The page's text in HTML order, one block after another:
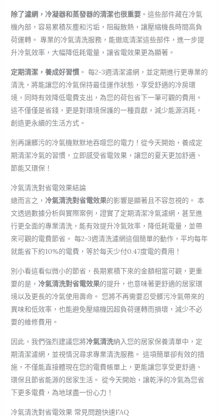
除了濾網，冷凝器和蒸發器的清潔也很重要。這些部件藏在冷氣
機內部，容易累積灰塵和污垢，阻礙散熱，讓壓縮機長時間高負
荷運轉。 專業的冷氣清洗服務，能徹底清潔這些部件，進一步提
升冷氣效率，大幅降低耗電量，讓省電效果更為顯著。
定期清潔，養成好習慣。 每2-3週清潔濾網，並定期進行更專業的
清洗，將能讓您的冷氣保持最佳運作狀態，享受舒適的冷房環
境，同時有效降低電費支出，為您的荷包省下一筆可觀的費用。
這不僅僅是省錢，更是對環境保護的一種貢獻，減少能源消耗，
創造更永續的生活方式。
別再讓髒污的冷氣機默默地吞噬您的電力！從今天開始，養成定
期清潔冷氣的習慣，立即感受省電效果，讓您的夏天更加舒適、
節能又環保！
冷氣清洗對省電效果結論
總而言之， 冷氣清洗對省電效果的影響是顯著且不容忽視的。 本
文透過數據分析與實際案例，證實了定期清潔冷氣濾網，甚至進
行更全面的專業清洗，能有效提升冷氣效率，降低耗電量，並帶
來可觀的電費節省。 每2-3週清洗濾網這個簡單的動作，平均每年
就能省下約10%的電費，等於每天少付0.47度電的費用！
別小看這看似微小的節省，長期累積下來的金額相當可觀，更重
要的是， 冷氣清洗對省電效果的提升，也意味著更舒適的居家環
境以及更長的冷氣使用壽命。 您將不再需要忍受髒污冷氣帶來的
異味和低效率，也能避免壓縮機因超負荷運轉而損壞，減少不必
要的維修費用。
因此，我們強烈建議您將冷氣清洗納入您的居家保養清單中，定
期清潔濾網，並視情況尋求專業清洗服務。 這項簡單卻有效的措
施，不僅能直接體現在您的電費帳單上，更能讓您享受更舒適、
環保且節省能源的居家生活。 從今天開始，讓乾淨的冷氣為您省
下更多電費，為地球盡一份心力！
冷氣清洗對省電效果 常見問題快速FAQ